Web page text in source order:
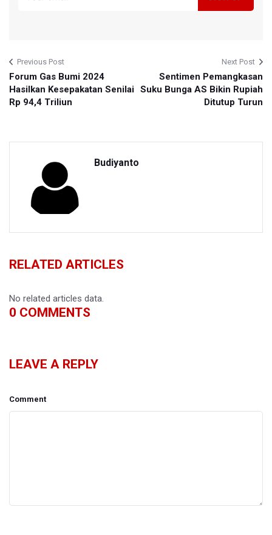
Previous Post
Forum Gas Bumi 2024
Hasilkan Kesepakatan Senilai
Rp 94,4 Triliun
Next Post
Sentimen Pemangkasan
Suku Bunga AS Bikin Rupiah
Ditutup Turun
Budiyanto
RELATED ARTICLES
No related articles data.
0 COMMENTS
LEAVE A REPLY
Comment